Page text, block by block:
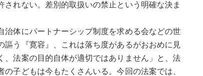
れない。差別的取扱いの禁止という明確な決ま
体にパートナーシップ制度を求める会などの世
う『寛容』、これは落ち度があるがおおめに見
法案の目的自体が適切ではありません」と、法
子どもは今もたくさんいる。今回の法案では、